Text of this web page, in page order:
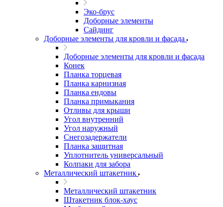
Эко-брус
Доборные элементы
Сайдинг
Доборные элементы для кровли и фасада
Доборные элементы для кровли и фасада
Конек
Планка торцевая
Планка карнизная
Планка ендовы
Планка примыкания
Отливы для крыши
Угол внутренний
Угол наружный
Снегозадержатели
Планка защитная
Уплотнитель универсальный
Колпаки для забора
Металлический штакетник
Металлический штакетник
Штакетник блок-хаус